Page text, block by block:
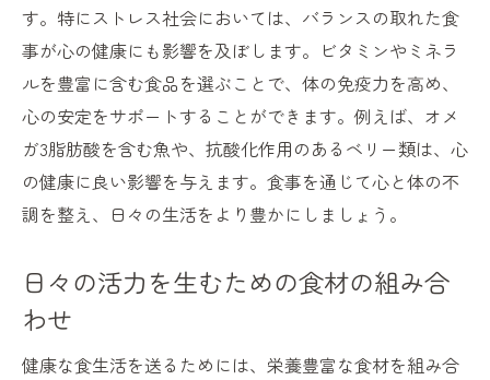
す。特にストレス社会においては、バランスの取れた食
事が心の健康にも影響を及ぼします。ビタミンやミネラ
ルを豊富に含む食品を選ぶことで、体の免疫力を高め、
心の安定をサポートすることができます。例えば、オメ
ガ3脂肪酸を含む魚や、抗酸化作用のあるベリー類は、心
の健康に良い影響を与えます。食事を通じて心と体の不
調を整え、日々の生活をより豊かにしましょう。
日々の活力を生むための食材の組み合
わせ
健康な食生活を送るためには、栄養豊富な食材を組み合